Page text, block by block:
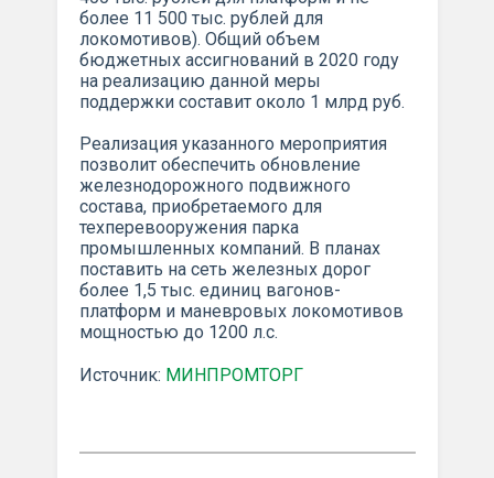
более 11 500 тыс. рублей для
локомотивов). Общий объем
бюджетных ассигнований в 2020 году
на реализацию данной меры
поддержки составит около 1 млрд руб.
Реализация указанного мероприятия
позволит обеспечить обновление
железнодорожного подвижного
состава, приобретаемого для
техперевооружения парка
промышленных компаний. В планах
поставить на сеть железных дорог
более 1,5 тыс. единиц вагонов-
платформ и маневровых локомотивов
мощностью до 1200 л.с.
Источник: МИНПРОМТОРГ